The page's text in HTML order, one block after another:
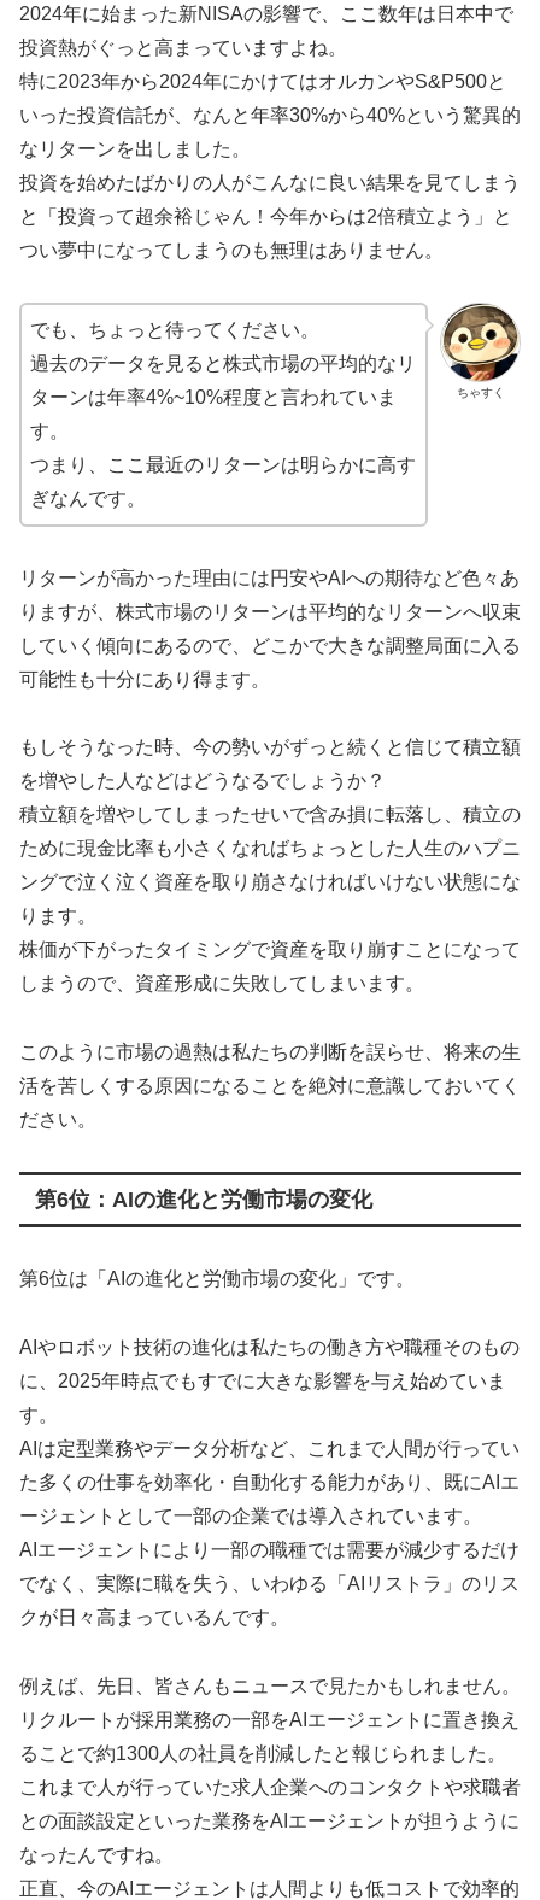
2024年に始まった新NISAの影響で、ここ数年は日本中で
投資熱がぐっと高まっていますよね。
特に2023年から2024年にかけてはオルカンやS&P500と
いった投資信託が、なんと年率30%から40%という驚異的
なリターンを出しました。
投資を始めたばかりの人がこんなに良い結果を見てしまう
と「投資って超余裕じゃん！今年からは2倍積立よう」と
つい夢中になってしまうのも無理はありません。
ちゃすく
でも、ちょっと待ってください。
過去のデータを見ると株式市場の平均的なリ
ターンは年率4%~10%程度と言われていま
す。
つまり、ここ最近のリターンは明らかに高す
ぎなんです。
リターンが高かった理由には円安やAIへの期待など色々あ
りますが、株式市場のリターンは平均的なリターンへ収束
していく傾向にあるので、どこかで大きな調整局面に入る
可能性も十分にあり得ます。
もしそうなった時、今の勢いがずっと続くと信じて積立額
を増やした人などはどうなるでしょうか？
積立額を増やしてしまったせいで含み損に転落し、積立の
ために現金比率も小さくなればちょっとした人生のハプニ
ングで泣く泣く資産を取り崩さなければいけない状態にな
ります。
株価が下がったタイミングで資産を取り崩すことになって
しまうので、資産形成に失敗してしまいます。
このように市場の過熱は私たちの判断を誤らせ、将来の生
活を苦しくする原因になることを絶対に意識しておいてく
ださい。
第6位：AIの進化と労働市場の変化
第6位は「AIの進化と労働市場の変化」です。
AIやロボット技術の進化は私たちの働き方や職種そのもの
に、2025年時点でもすでに大きな影響を与え始めていま
す。
AIは定型業務やデータ分析など、これまで人間が行ってい
た多くの仕事を効率化・自動化する能力があり、既にAIエ
ージェントとして一部の企業では導入されています。
AIエージェントにより一部の職種では需要が減少するだけ
でなく、実際に職を失う、いわゆる「AIリストラ」のリス
クが日々高まっているんです。
例えば、先日、皆さんもニュースで見たかもしれません。
リクルートが採用業務の一部をAIエージェントに置き換え
ることで約1300人の社員を削減したと報じられました。
これまで人が行っていた求人企業へのコンタクトや求職者
との面談設定といった業務をAIエージェントが担うように
なったんですね。
正直、今のAIエージェントは人間よりも低コストで効率的